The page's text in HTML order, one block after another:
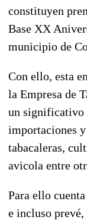
constituyen
Base XX
municipio de
Con ello, esta
la Empresa de
un significativo
importaciones y
tabacaleras,
avicola entre
Para ello
e incluso prevé,